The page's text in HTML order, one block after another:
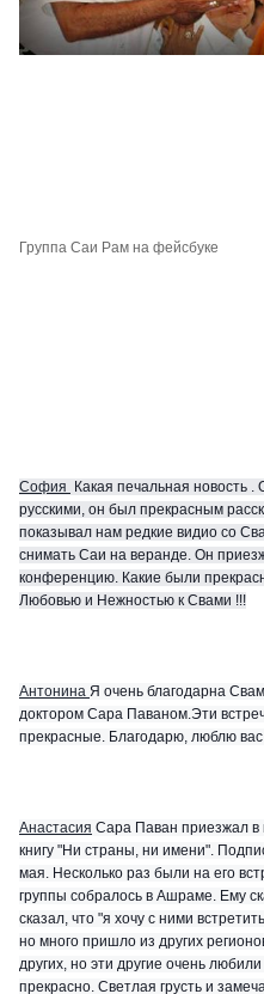
Группа Саи Рам на фейсбуке
София
Какая печальная новость
русскими, он был прекрасным
показывал нам редкие видио со
снимать Саи на веранде. Он
конференцию. Какие были
Любовью и Нежностью к Свами !!!
Антонина Я очень благодарна
доктором Сара Паваном.Эти
прекрасные. Благодарю, люблю
Анастасия Сара Паван приезжал в
книгу "Ни страны, ни имени".
мая. Несколько раз были на его
группы собралось в Ашраме. Ему
сказал, что "я хочу с ними
но много пришло из других
других, но эти другие очень
прекрасно. Светлая грусть и